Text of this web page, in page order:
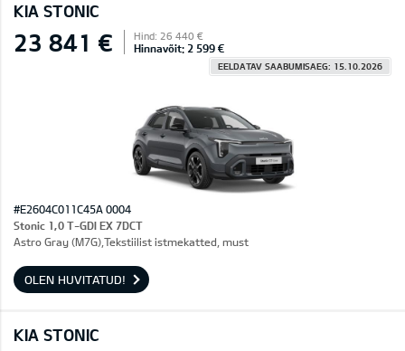
KIA STONIC
23 841 € Hind: 26 440 €
Hinnavõit: 2 599 €
EELDATAV SAABUMISAEG: 15.10.2026
#E2604C011C45A 0004
Stonic 1,0 T-GDI EX 7DCT
Astro Gray (M7G),Tekstiilist istmekatted, must
OLEN HUVITATUD!
KIA STONIC